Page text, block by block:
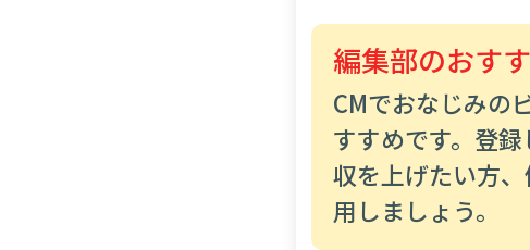
編集部のおす
CMでおなじみの
すすめです。登
収を上げたい方
用しましょう。